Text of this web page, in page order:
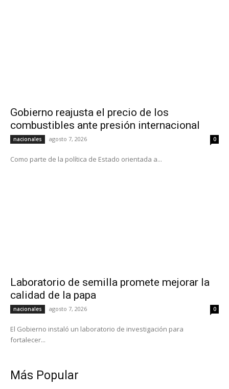
Gobierno reajusta el precio de los
combustibles ante presión internacional
nacionales agosto 7, 2026 0
Como parte de la política de Estado orientada a...
Laboratorio de semilla promete mejorar la
calidad de la papa
nacionales agosto 7, 2026 0
El Gobierno instaló un laboratorio de investigación para
fortalecer...
Más Popular